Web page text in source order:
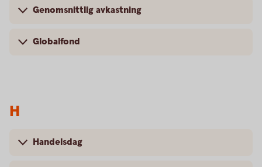
Genomsnittlig avkastning
Globalfond
H
Handelsdag